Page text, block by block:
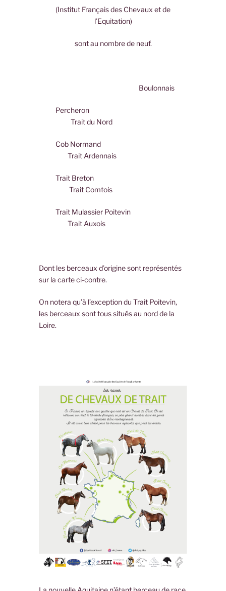
(Institut Français des Chevaux et de
l’Equitation)
sont au nombre de neuf.
Boulonnais
Percheron
Trait du Nord
Cob Normand
Trait Ardennais
Trait Breton
Trait Comtois
Trait Mulassier Poitevin
Trait Auxois
Dont les berceaux d’origine sont représentés
sur la carte ci-contre.
On notera qu’à l’exception du Trait Poitevin,
les berceaux sont tous situés au nord de la
Loire.